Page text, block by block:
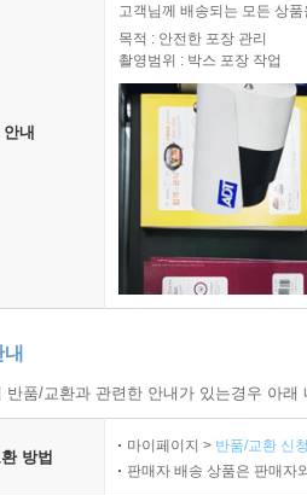
내
고객님께 배송되는 모든 상
목적 : 안전한 포장 관리
촬영범위 : 박스 포장 작업
품/교환과 관련한 안내가 있는경우 아
방법
마이페이지 > 반품/교환 신
판매자 배송 상품은 판매자